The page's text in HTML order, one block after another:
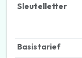
Sleutelletter
Basistarief